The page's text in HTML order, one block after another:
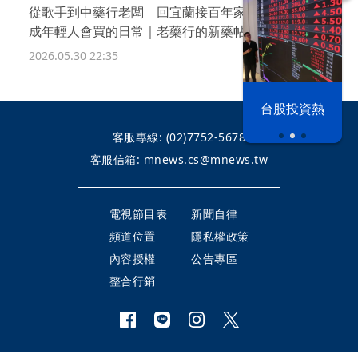
台股投資熱
從歌手到中藥行老闆 回宜蘭接百年家業 把漢方做
成年輕人會買的日常｜老藥行的新藥帖
2026.05.30 22:35
客服專線: (02)7752-5678
客服信箱: mnews.cs@mnews.tw
電視節目表
新聞自律
頻道位置
隱私權政策
內容授權
公告專區
整合行銷